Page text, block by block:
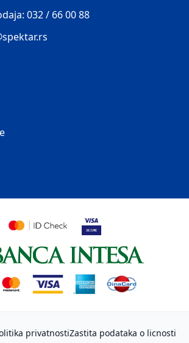
032 / 66 00 88
privatnostiZastita podataka o licnosti